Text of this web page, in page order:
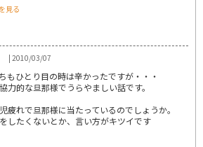
見る
| 2010/03/07
もひとり目の時は辛かったですが・・・
力的な旦那様でうらやましい話です。
疲れで旦那様に当たっているのでしょうか。
したくないとか、言い方がキツイです